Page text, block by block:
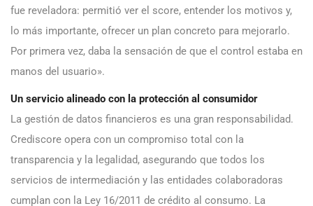
fue reveladora: permitió ver el score, entender los motivos y,
lo más importante, ofrecer un plan concreto para mejorarlo.
Por primera vez, daba la sensación de que el control estaba en
manos del usuario».
Un servicio alineado con la protección al consumidor
La gestión de datos financieros es una gran responsabilidad.
Crediscore opera con un compromiso total con la
transparencia y la legalidad, asegurando que todos los
servicios de intermediación y las entidades colaboradoras
cumplan con la Ley 16/2011 de crédito al consumo. La